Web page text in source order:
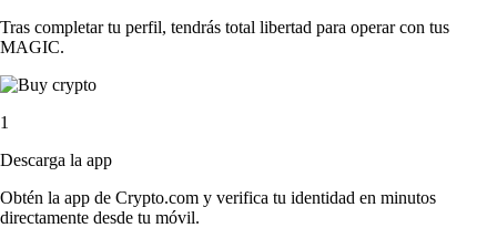
Tras completar tu perfil, tendrás total libertad para operar con tus
MAGIC.
1
Descarga la app
Obtén la app de Crypto.com y verifica tu identidad en minutos
directamente desde tu móvil.